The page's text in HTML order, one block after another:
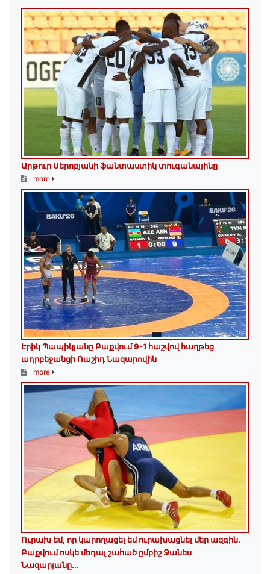
Արթուր Սերոբյանի ֆանտաստիկ տուգանայինը
more
Էրիկ Պապիկյանը Բաքվում 9-1 հաշվով հաղթեց
ադրբեջանցի Ռաշիդ Նազարովին
more
Ուրախ եմ, որ կարողացել եմ ուրախացնել մեր ազգին.
Բաքվում ոսկե մեդալ շահած ըմբիշ Ջանես
Նազարյանը...